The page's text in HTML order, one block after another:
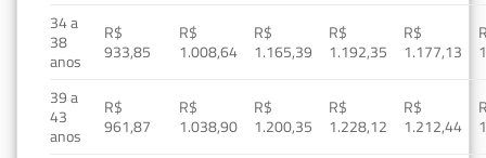
34 a
38
anos
R$
933,85
R$
1.008,64
R$
1.165,39
R$
1.192,35
R$
1.177,13
39 a
43
anos
R$
961,87
R$
1.038,90
R$
1.200,35
R$
1.228,12
R$
1.212,44